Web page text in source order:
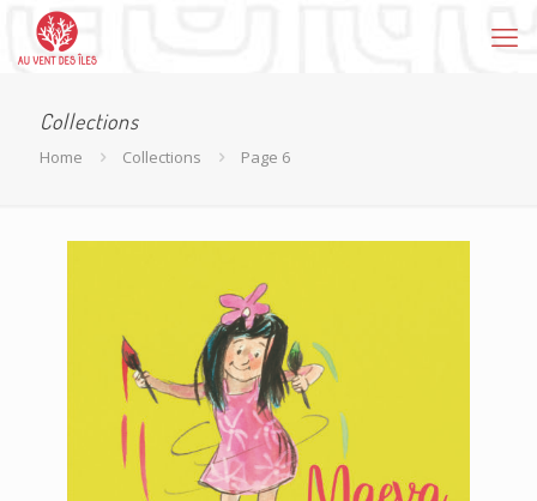
Collections
Home Collections Page 6